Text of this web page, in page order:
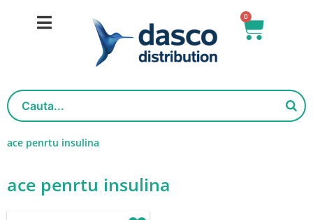
0
Cart
ace penrtu insulina
ace penrtu insulina